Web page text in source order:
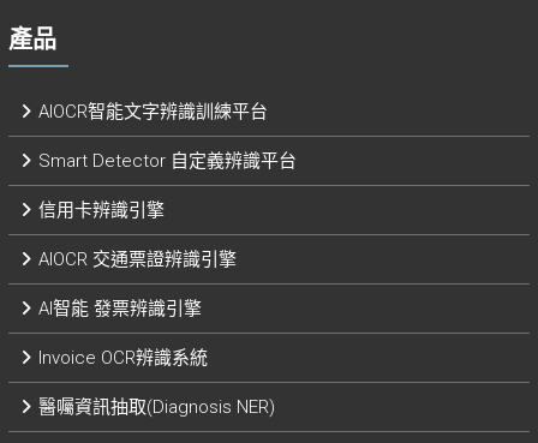
產品
AIOCR智能文字辨識訓練平台
Smart Detector 自定義辨識平台​
信用卡辨識引擎
AIOCR 交通票證辨識引擎
AI智能 發票辨識引擎​
Invoice OCR辨識系統
醫囑資訊抽取(Diagnosis NER)